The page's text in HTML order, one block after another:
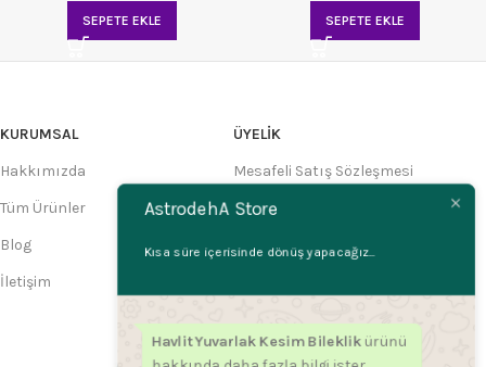
SEPETE EKLE SEPETE EKLE
KURUMSAL
Hakkımızda
Tüm Ürünler
Blog
İletişim
ÜYELIK
Mesafeli Satış Sözleşmesi
Üyelik Sözleşmesi
Gizlilik İlkeleri
AstrodehA Store
Kısa süre içerisinde dönüş yapacağız...
Havlit Yuvarlak Kesim Bileklik ürünü